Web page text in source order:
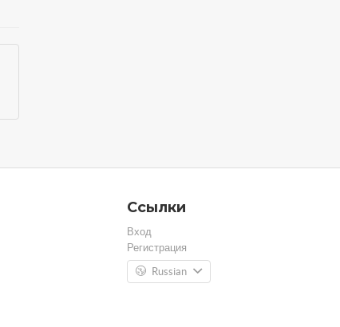
Ссылки
Вход
Регистрация
Russian